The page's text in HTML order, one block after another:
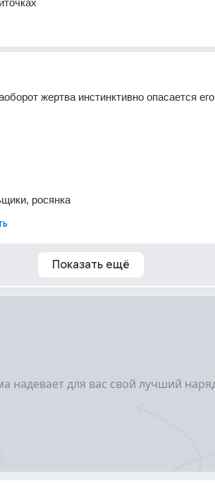
жертва инстинктивно опасается его
росянка
Показать ещё